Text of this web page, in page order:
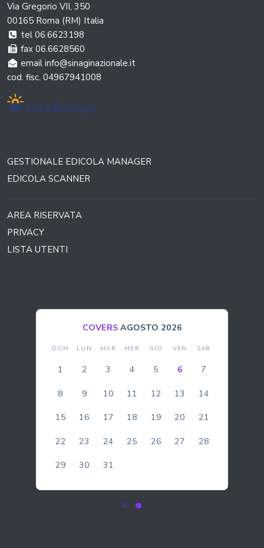
Via Gregorio VII, 350
00165 Roma (RM) Italia
tel 06.6623198
fax 06.6628560
email info@sinaginazionale.it
cod. fisc. 04967941008
GESTIONALE EDICOLA MANAGER
EDICOLA SCANNER
AREA RISERVATA
PRIVACY
LISTA UTENTI
BOLLA AGOSTO 2026
DOM LUN MAR MER GIO VEN SAB